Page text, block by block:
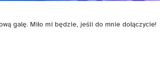
galę. Miło mi będzie, jeśli do mnie dołączycie!